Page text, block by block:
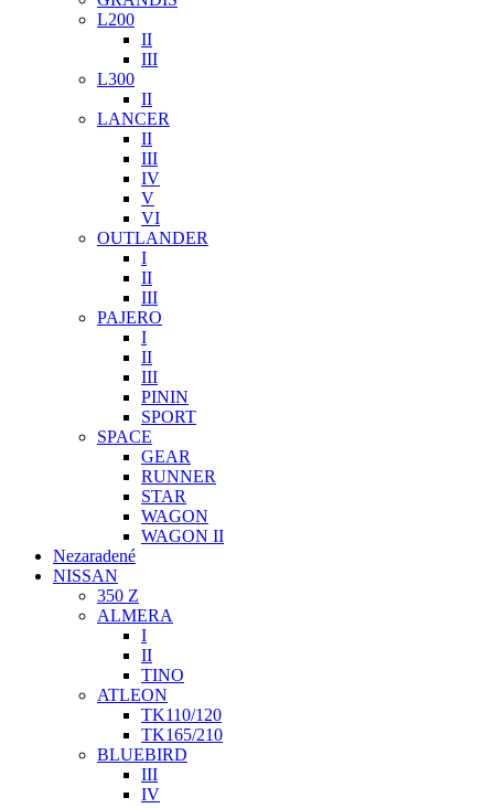
L200
II
III
L300
II
LANCER
II
III
IV
V
VI
OUTLANDER
I
II
III
PAJERO
I
II
III
PININ
SPORT
SPACE
GEAR
RUNNER
STAR
WAGON
WAGON II
Nezaradené
NISSAN
350 Z
ALMERA
I
II
TINO
ATLEON
TK110/120
TK165/210
BLUEBIRD
III
IV